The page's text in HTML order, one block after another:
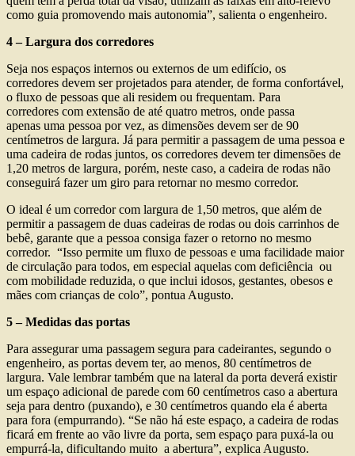
como guia promovendo mais autonomia”, salienta o engenheiro.
4 – Largura dos corredores
Seja nos espaços internos ou externos de um edifício, os
corredores devem ser projetados para atender, de forma confortável,
o fluxo de pessoas que ali residem ou frequentam. Para
corredores com extensão de até quatro metros, onde passa
apenas uma pessoa por vez, as dimensões devem ser de 90
centímetros de largura. Já para permitir a passagem de uma pessoa e
uma cadeira de rodas juntos, os corredores devem ter dimensões de
1,20 metros de largura, porém, neste caso, a cadeira de rodas não
conseguirá fazer um giro para retornar no mesmo corredor.
O ideal é um corredor com largura de 1,50 metros, que além de
permitir a passagem de duas cadeiras de rodas ou dois carrinhos de
bebê, garante que a pessoa consiga fazer o retorno no mesmo
corredor. “Isso permite um fluxo de pessoas e uma facilidade maior
de circulação para todos, em especial aquelas com deficiência ou
com mobilidade reduzida, o que inclui idosos, gestantes, obesos e
mães com crianças de colo”, pontua Augusto.
5 – Medidas das portas
Para assegurar uma passagem segura para cadeirantes, segundo o
engenheiro, as portas devem ter, ao menos, 80 centímetros de
largura. Vale lembrar também que na lateral da porta deverá existir
um espaço adicional de parede com 60 centímetros caso a abertura
seja para dentro (puxando), e 30 centímetros quando ela é aberta
para fora (empurrando). “Se não há este espaço, a cadeira de rodas
ficará em frente ao vão livre da porta, sem espaço para puxá-la ou
empurrá-la, dificultando muito a abertura”, explica Augusto.